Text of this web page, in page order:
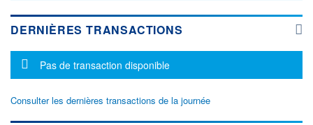
DERNIÈRES TRANSACTIONS
Message d'information
Pas de transaction disponible
Consulter les dernières transactions de la journée